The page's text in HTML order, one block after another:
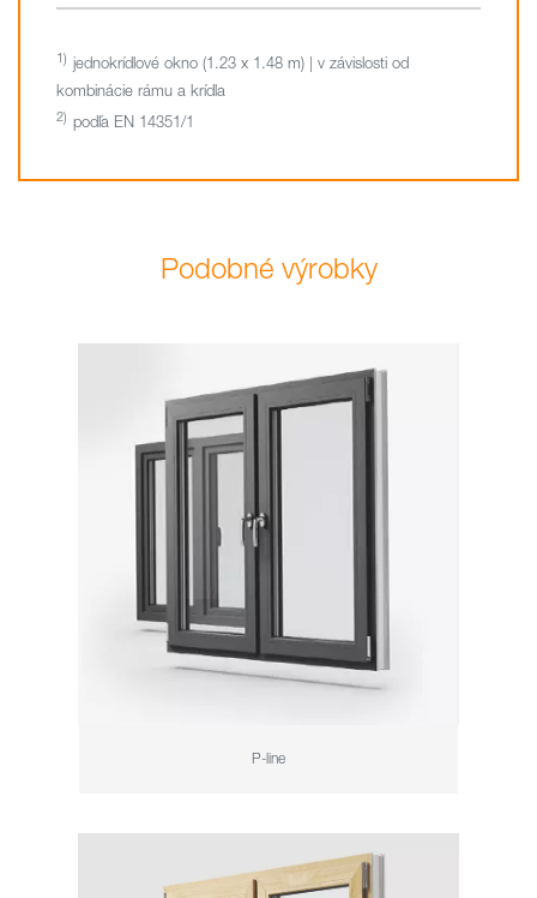
jednokrídlové okno (1.23 x 1.48 m) | v závislosti od
kombinácie rámu a krídla
podľa EN 14351/1
Podobné výrobky
P-line